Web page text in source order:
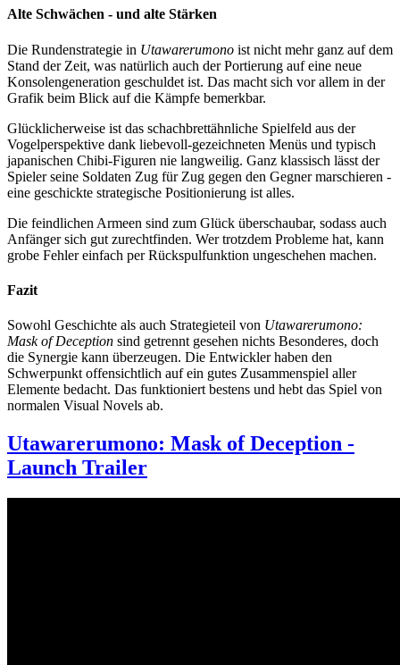
Alte Schwächen - und alte Stärken
Die Rundenstrategie in Utawarerumono ist nicht mehr ganz auf dem
Stand der Zeit, was natürlich auch der Portierung auf eine neue
Konsolengeneration geschuldet ist. Das macht sich vor allem in der
Grafik beim Blick auf die Kämpfe bemerkbar.
Glücklicherweise ist das schachbrettähnliche Spielfeld aus der
Vogelperspektive dank liebevoll-gezeichneten Menüs und typisch
japanischen Chibi-Figuren nie langweilig. Ganz klassisch lässt der
Spieler seine Soldaten Zug für Zug gegen den Gegner marschieren -
eine geschickte strategische Positionierung ist alles.
Die feindlichen Armeen sind zum Glück überschaubar, sodass auch
Anfänger sich gut zurechtfinden. Wer trotzdem Probleme hat, kann
grobe Fehler einfach per Rückspulfunktion ungeschehen machen.
Fazit
Sowohl Geschichte als auch Strategieteil von Utawarerumono:
Mask of Deception sind getrennt gesehen nichts Besonderes, doch
die Synergie kann überzeugen. Die Entwickler haben den
Schwerpunkt offensichtlich auf ein gutes Zusammenspiel aller
Elemente bedacht. Das funktioniert bestens und hebt das Spiel von
normalen Visual Novels ab.
Utawarerumono: Mask of Deception -
Launch Trailer